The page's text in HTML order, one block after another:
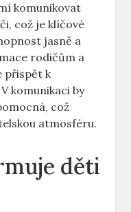
komunikovat
což⁣ je klíčové
jasně ‍a
rodičům‍ a
přispět k
komunikaci​ by
což​
atmosféru.
děti